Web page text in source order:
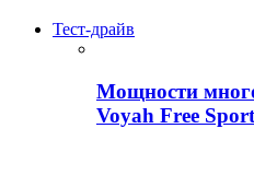
Тест-драйв
Мощности
Voyah Free